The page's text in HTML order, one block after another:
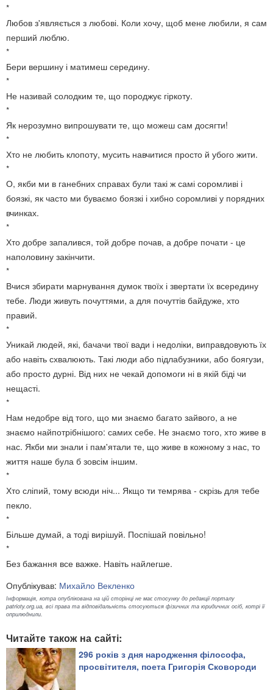
*
Любов з'являється з любові. Коли хочу, щоб мене любили, я сам
перший люблю.
*
Бери вершину і матимеш середину.
*
Не називай солодким те, що породжує гіркоту.
*
Як нерозумно випрошувати те, що можеш сам досягти!
*
Хто не любить клопоту, мусить навчитися просто й убого жити.
*
О, якби ми в ганебних справах були такі ж самі соромливі і
боязкі, як часто ми буваємо боязкі і хибно соромливі у порядних
вчинках.
*
Хто добре запалився, той добре почав, а добре почати - це
наполовину закінчити.
*
Вчися збирати марнування думок твоїх і звертати їх всередину
тебе. Люди живуть почуттями, а для почуттів байдуже, хто
правий.
*
Уникай людей, які, бачачи твої вади і недоліки, виправдовують їх
або навіть схвалюють. Такі люди або підлабузники, або боягузи,
або просто дурні. Від них не чекай допомоги ні в якій біді чи
нещасті.
*
Нам недобре від того, що ми знаємо багато зайвого, а не
знаємо найпотрібнішого: самих себе. Не знаємо того, хто живе в
нас. Якби ми знали і пам'ятали те, що живе в кожному з нас, то
життя наше була б зовсім іншим.
*
Хто сліпий, тому всюди ніч... Якщо ти темрява - скрізь для тебе
пекло.
*
Більше думай, а тоді вирішуй. Поспішай повільно!
*
Без бажання все важке. Навіть найлегше.
Опублікував: Михайло Векленко
Інформація, котра опублікована на цій сторінці не має стосунку до редакції порталу
patrioty.org.ua, всі права та відповідальність стосуються фізичних та юридичних осіб, котрі її
оприлюднили.
Читайте також на сайті:
296 років з дня народження філософа,
просвітителя, поета Григорія Сковороди